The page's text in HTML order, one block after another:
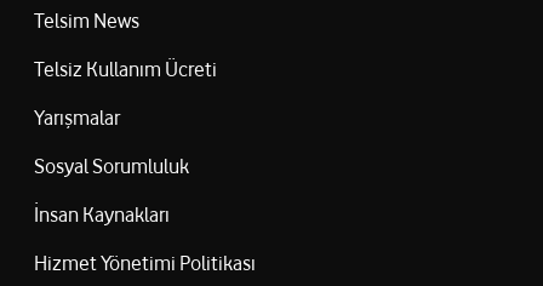
Telsim News
Telsiz Kullanım Ücreti
Yarışmalar
Sosyal Sorumluluk
İnsan Kaynakları
Hizmet Yönetimi Politikası